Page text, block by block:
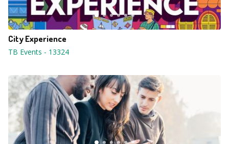
City Experience
TB Events - 13324